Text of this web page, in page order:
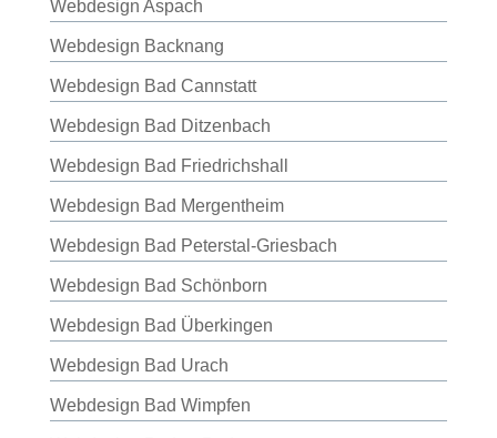
Webdesign Aspach
Webdesign Backnang
Webdesign Bad Cannstatt
Webdesign Bad Ditzenbach
Webdesign Bad Friedrichshall
Webdesign Bad Mergentheim
Webdesign Bad Peterstal-Griesbach
Webdesign Bad Schönborn
Webdesign Bad Überkingen
Webdesign Bad Urach
Webdesign Bad Wimpfen